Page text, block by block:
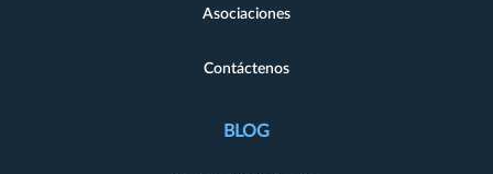
Asociaciones
Contáctenos
BLOG